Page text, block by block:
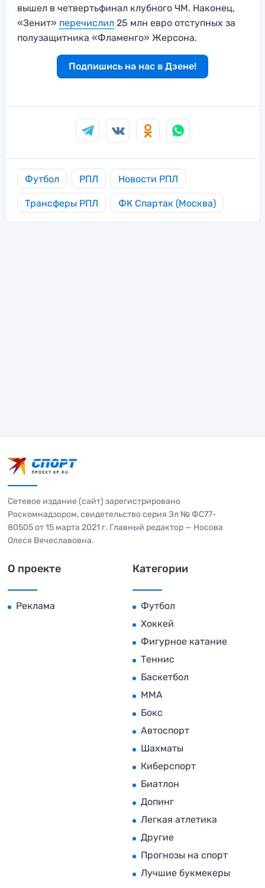
вышел в четвертьфинал клубного ЧМ. Наконец,
«Зенит» перечислил 25 млн евро отступных за
полузащитника «Фламенго» Жерсона.
Подпишись на нас в Дзене!
Футбол РПЛ Новости РПЛ
Трансферы РПЛ ФК Спартак (Москва)
Сетевое издание (сайт) зарегистрировано
Роскомнадзором, свидетельство серия Эл № ФС77-
80505 от 15 марта 2021 г. Главный редактор — Носова
Олеся Вячеславовна.
О проекте
Реклама
Категории
Футбол
Хоккей
Фигурное катание
Теннис
Баскетбол
MMA
Бокс
Автоспорт
Шахматы
Киберспорт
Биатлон
Допинг
Легкая атлетика
Другие
Прогнозы на спорт
Лучшие букмекеры